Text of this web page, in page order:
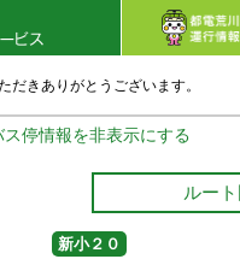
だきありがとうございます。
ス停情報を非表示にする
ルー
新小２０